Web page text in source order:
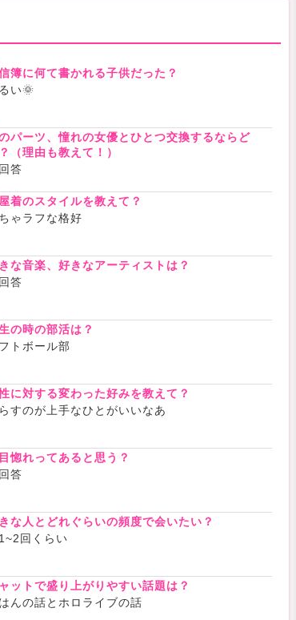
簿に何て書かれる子供だった？
い🌞
パーツ、憧れの女優とひとつ交換するならど
（理由も教えて！）
答
着のスタイルを教えて？
ゃラフな格好
な音楽、好きなアーティストは？
答
の時の部活は？
トボール部
に対する変わった好みを教えて？
すのが上手なひとがいいなあ
惚れってあると思う？
答
な人とどれぐらいの頻度で会いたい？
回くらい
ットで盛り上がりやすい話題は？
んの話とホロライブの話